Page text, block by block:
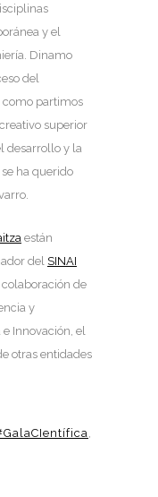
y el
Dinamo
del
como partimos
superior
desarrollo y la
ha querido
están
del SINAI
colaboración de
y
Innovación, el
otras entidades